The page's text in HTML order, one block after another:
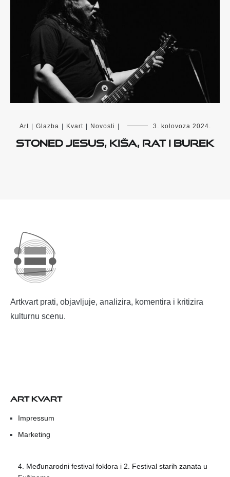
Art Glazba Kvart Novosti 3. kolovoza 2024.
Stoned Jesus, kiša, rat i burek
Artkvart prati, objavljuje, analizira, komentira i kritizira
kulturnu scenu.
ART KVART
Impressum
Marketing
4. Međunarodni festival foklora i 2. Festival starih zanata u